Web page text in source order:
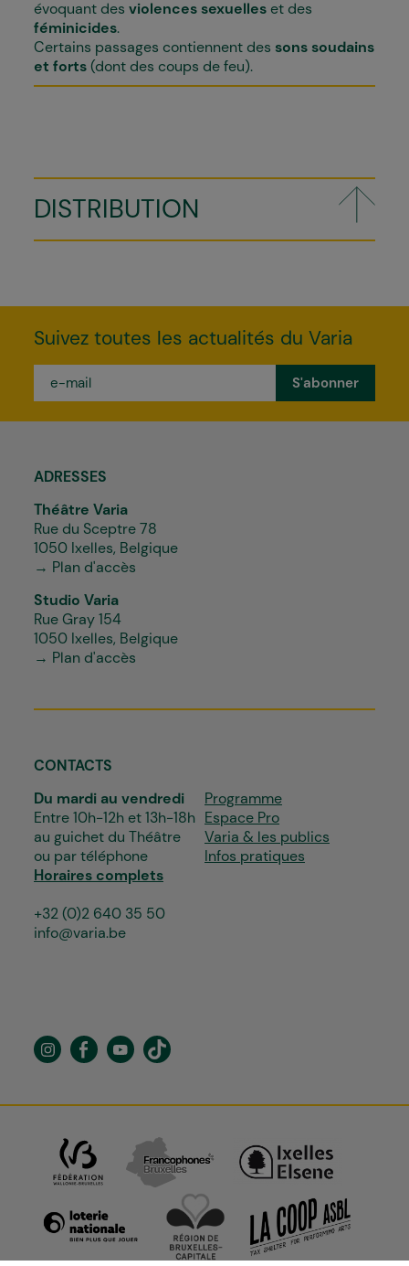
évoquant des violences sexuelles et des
féminicides.
Certains passages contiennent des sons soudains
et forts(dont des coups de feu).
DISTRIBUTION
Suivez toutes les actualités du Varia
mail
ADRESSES
Théâtre Varia
Rue du Sceptre 78
1050 Ixelles, Belgique
→ Plan d'accès
Studio Varia
Rue Gray 154
1050 Ixelles, Belgique
→ Plan d'accès
CONTACTS
Du mardi au vendredi
Entre 10h-12h et 13h-18h
au guichet du Théâtre
ou par téléphone
Horaires complets
+32 (0)2 640 35 50
info@varia.be
Programme
Espace Pro
Varia & les publics
Infos pratiques